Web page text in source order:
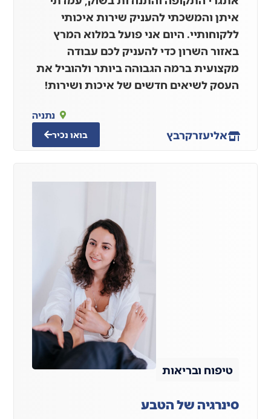
איתן והמשכתי להעניק שירות איכותי
ללקוחותיי. היום אני פועל במלוא המרץ
באזור השרון כדי להעניק לכם עבודה
מקצועית ברמה הגבוהה ביותר ולהוביל את
העסק לשיאים חדשים של איכות ושירות!
אליעזרקרבץ
נתניה
בואו נכיר
טיפוח ובריאות
סינרגיה של הטבע